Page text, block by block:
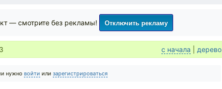
— смотрите без рекламы! Отключить рекламу
с начала дерево
нужно войти или зарегистрироваться